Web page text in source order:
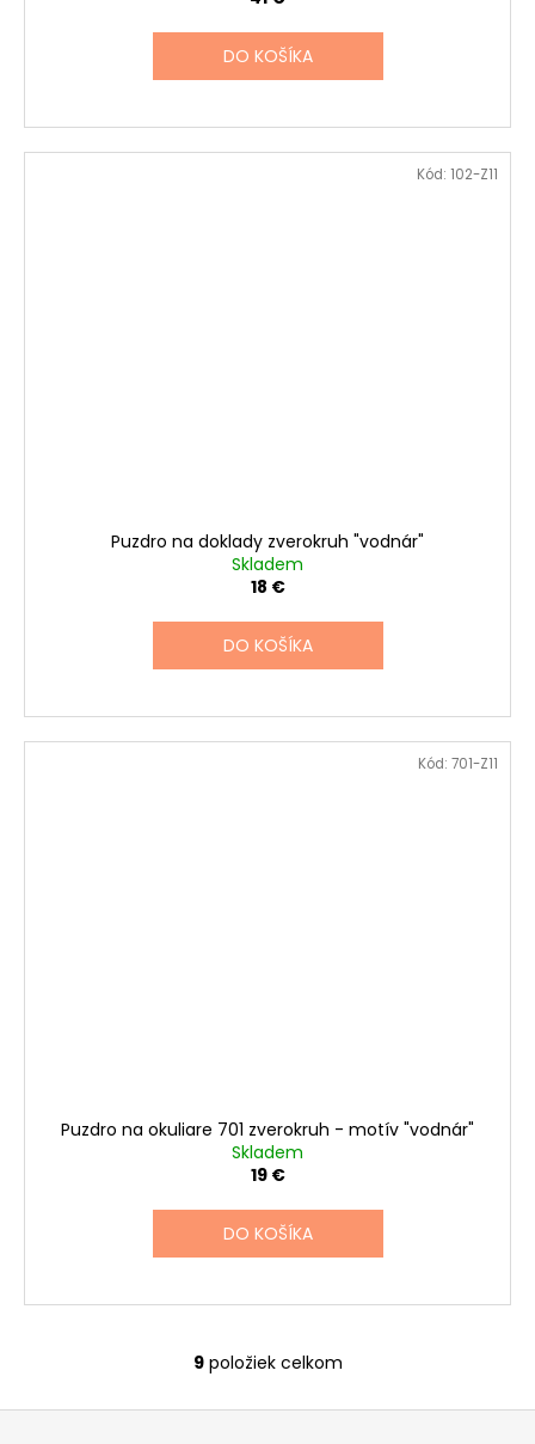
DO KOŠÍKA
Puzdro na doklady zverokruh "vodnár"
Skladem
18 €
DO KOŠÍKA
Kód: 102-Z11
Puzdro na okuliare 701 zverokruh - motív "vodnár"
Skladem
19 €
DO KOŠÍKA
Kód: 701-Z11
O
v
9položiek celkom
Z